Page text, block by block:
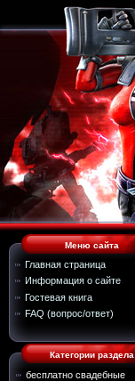
Меню сайта
Главная страница
Информация о сайте
Гостевая книга
FAQ (вопрос/ответ)
Категории раздела
бесплатно свадебные